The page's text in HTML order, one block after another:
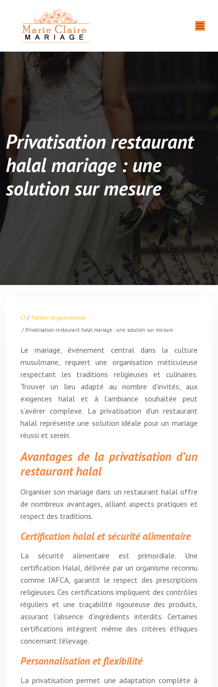
Privatisation restaurant
halal mariage : une
solution sur mesure
/ Traiteur et gastronomie
/ Privatisation restaurant halal mariage : une solution sur mesure
Le mariage, événement central dans la culture
musulmane, requiert une organisation méticuleuse
respectant les traditions religieuses et culinaires.
Trouver un lieu adapté au nombre d’invités, aux
exigences halal et à l’ambiance souhaitée peut
s’avérer complexe. La privatisation d’un restaurant
halal représente une solution idéale pour un mariage
réussi et serein.
Avantages de la privatisation d’un
restaurant halal
Organiser son mariage dans un restaurant halal offre
de nombreux avantages, alliant aspects pratiques et
respect des traditions.
Certification halal et sécurité alimentaire
La sécurité alimentaire est primordiale. Une
certification Halal, délivrée par un organisme reconnu
comme l’AFCA, garantit le respect des prescriptions
religieuses. Ces certifications impliquent des contrôles
réguliers et une traçabilité rigoureuse des produits,
assurant l’absence d’ingrédients interdits. Certaines
certifications intègrent même des critères éthiques
concernant l’élevage.
Personnalisation et flexibilité
La privatisation permet une adaptation complète à